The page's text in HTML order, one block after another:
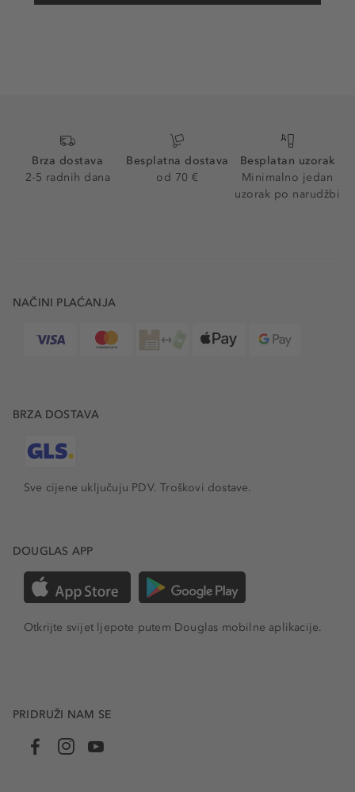
Brza dostava
2-5 radnih dana
Besplatna dostava
od 70 €
Besplatan uzorak
Minimalno jedan
uzorak po narudžbi
NAČINI PLAĆANJA
BRZA DOSTAVA
Sve cijene uključuju PDV.Troškovi dostave.
DOUGLAS APP
Otkrijte svijet ljepote putem Douglas mobilne aplikacije.
PRIDRUŽI NAM SE